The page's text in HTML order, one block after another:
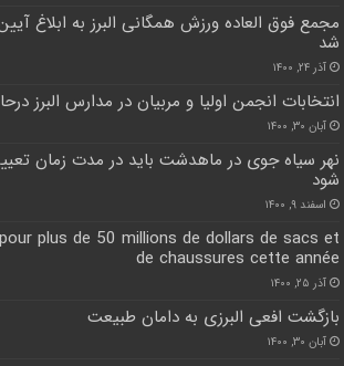
مجمع فوق العاده ورزش همگانی البرز به ابلاغ
شد
آذر ۲۴, ۱۴۰۰
انتخابات انجمن اولیا و مربیان در مدارس البرز
آبان ۳۰, ۱۴۰۰
نهر سیاه جوی در ماهدشت باید در مدت زمان
شود
اسفند ۹, ۱۴۰۰
plus de 50 millions de dollars de sacs et
de chaussures cette année
آذر ۲۵, ۱۴۰۰
بازگشت افعی البرزی به دامان طبیعت
آبان ۳۰, ۱۴۰۰